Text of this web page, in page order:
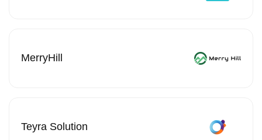
MerryHill
Teyra Solution